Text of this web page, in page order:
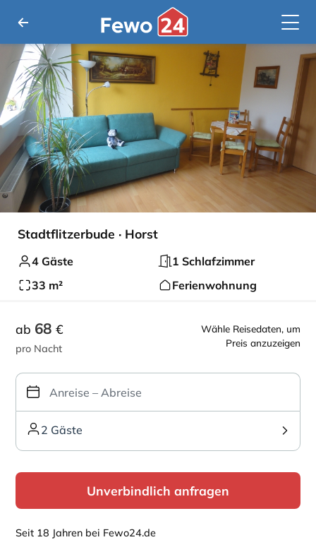
Stadtflitzerbude · Horst
4 Gäste
1 Schlafzimmer
33 m²
Ferienwohnung
Wähle Reisedaten, um
Preis anzuzeigen
ab 68 €
pro Nacht
2 Gäste
Unverbindlich anfragen
Seit 18 Jahren bei Fewo24.de